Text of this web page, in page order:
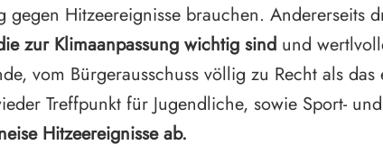
Hitzeereignisse brauchen. Andererseits
zur Klimaanpassung wichtig sind und
vom Bürgerausschuss völlig zu Recht als das
Treffpunkt für Jugendliche, sowie Sport-
Hitzeereignisse ab.